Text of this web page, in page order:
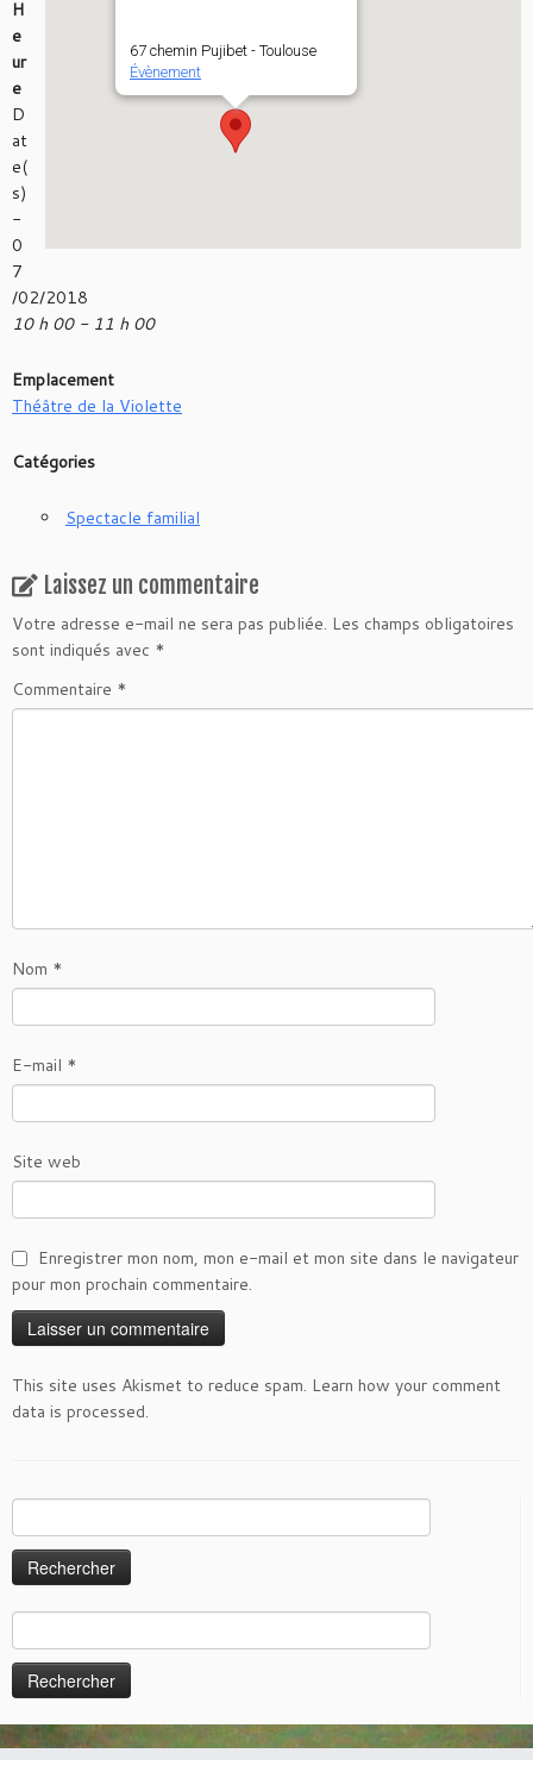
67 chemin Pujibet - Toulouse
Évènement
H
e
ur
e
D
at
e(
s)
-
0
7
/02/2018
10 h 00 - 11 h 00
Emplacement
Théâtre de la Violette
Catégories
Spectacle familial
Laissez un commentaire
Votre adresse e-mail ne sera pas publiée. Les champs obligatoires
sont indiqués avec *
Commentaire *
Nom *
E-mail *
Site web
Enregistrer mon nom, mon e-mail et mon site dans le navigateur
pour mon prochain commentaire.
This site uses Akismet to reduce spam. Learn how your comment
data is processed.